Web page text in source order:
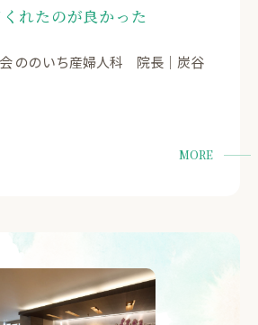
れたのが良かった
ののいち産婦人科 院長｜炭谷
MORE